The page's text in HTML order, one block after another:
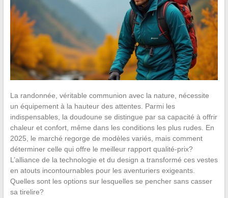
La randonnée, véritable communion avec la nature, nécessite
un équipement à la hauteur des attentes. Parmi les
indispensables, la doudoune se distingue par sa capacité à offrir
chaleur et confort, même dans les conditions les plus rudes. En
2025, le marché regorge de modèles variés, mais comment
déterminer celle qui offre le meilleur rapport qualité-prix?
L’alliance de la technologie et du design a transformé ces vestes
en atouts incontournables pour les aventuriers exigeants.
Quelles sont les options sur lesquelles se pencher sans casser
sa tirelire?